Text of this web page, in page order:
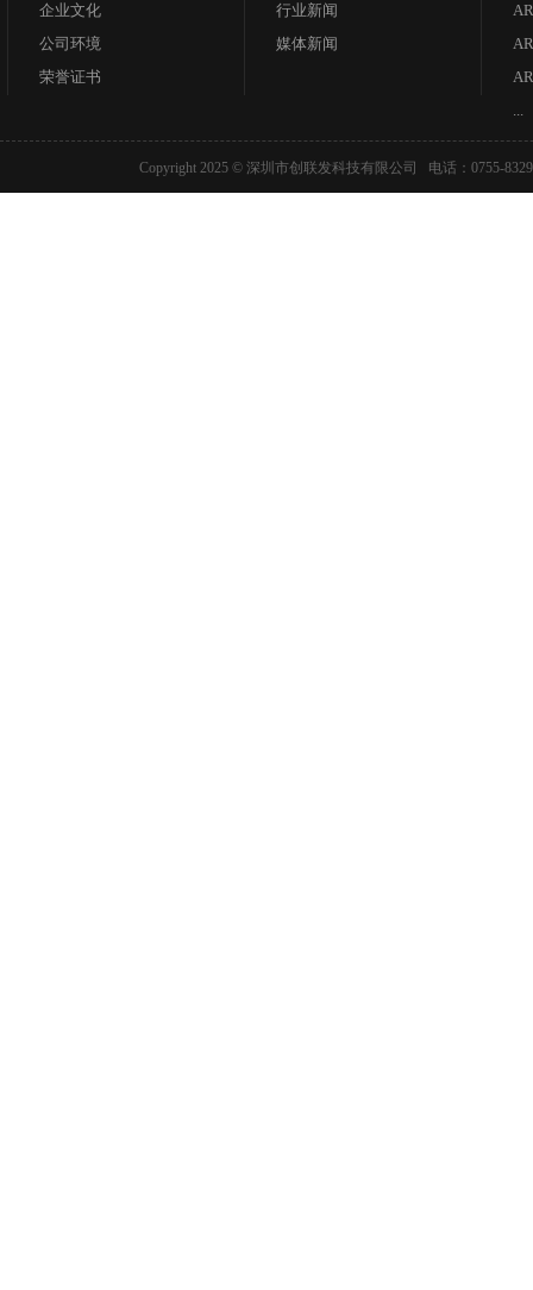
企业文化
公司环境
荣誉证书
行业新闻
媒体新闻
...
Copyright 2025 © 深圳市创联发科技有限公司 电话：0755-